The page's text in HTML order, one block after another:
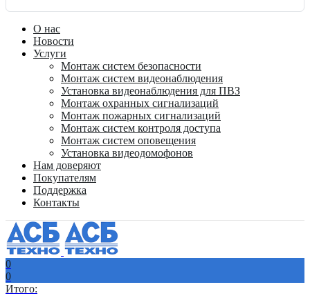
О нас
Новости
Услуги
Монтаж систем безопасности
Монтаж систем видеонаблюдения
Установка видеонаблюдения для ПВЗ
Монтаж охранных сигнализаций
Монтаж пожарных сигнализаций
Монтаж систем контроля доступа
Монтаж систем оповещения
Установка видеодомофонов
Нам доверяют
Покупателям
Поддержка
Контакты
0
0
Итого: